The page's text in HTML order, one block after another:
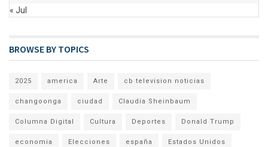
« Jul
BROWSE BY TOPICS
2025 america Arte cb television noticias
changoonga ciudad Claudia Sheinbaum
Columna Digital Cultura Deportes Donald Trump
economia Elecciones españa Estados Unidos